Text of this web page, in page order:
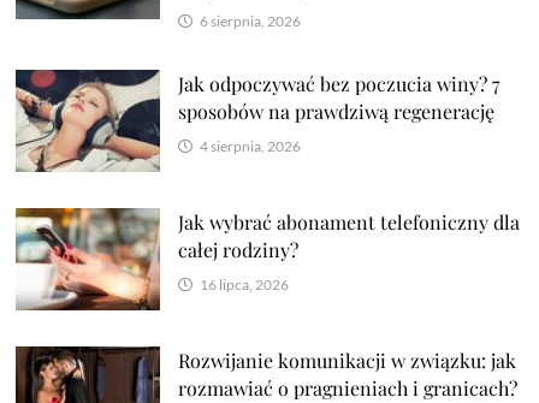
6 sierpnia, 2026
Jak odpoczywać bez poczucia winy? 7
sposobów na prawdziwą regenerację
4 sierpnia, 2026
Jak wybrać abonament telefoniczny dla
całej rodziny?
16 lipca, 2026
Rozwijanie komunikacji w związku: jak
rozmawiać o pragnieniach i granicach?